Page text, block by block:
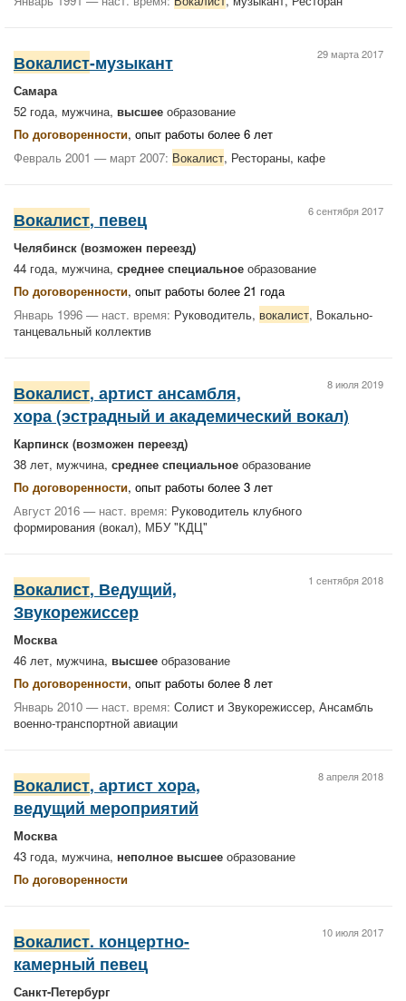
29 марта 2017
Вокалист-музыкант
Самара
52 года, мужчина, высшее образование
По договоренности, опыт работы более 6 лет
Февраль 2001 — март 2007: Вокалист, Рестораны, кафе
6 сентября 2017
Вокалист, певец
Челябинск (возможен переезд)
44 года, мужчина, среднее специальное образование
По договоренности, опыт работы более 21 года
Январь 1996 — наст. время: Руководитель, вокалист, Вокально-
танцевальный коллектив
8 июля 2019
Вокалист, артист ансамбля,
хора (эстрадный и академический вокал)
Карпинск (возможен переезд)
38 лет, мужчина, среднее специальное образование
По договоренности, опыт работы более 3 лет
Август 2016 — наст. время: Руководитель клубного
формирования (вокал), МБУ "КДЦ"
1 сентября 2018
Вокалист, Ведущий,
Звукорежиссер
Москва
46 лет, мужчина, высшее образование
По договоренности, опыт работы более 8 лет
Январь 2010 — наст. время: Солист и Звукорежиссер, Ансамбль
военно-транспортной авиации
8 апреля 2018
Вокалист, артист хора,
ведущий мероприятий
Москва
43 года, мужчина, неполное высшее образование
По договоренности
10 июля 2017
Вокалист. концертно-
камерный певец
Санкт-Петербург